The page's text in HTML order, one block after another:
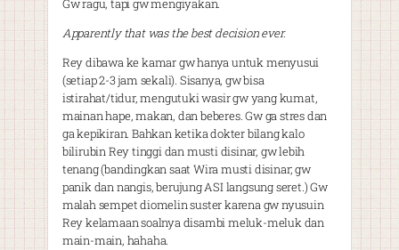
Gw ragu, tapi gw mengiyakan.
Apparently that was the best decision ever.
Rey dibawa ke kamar gw hanya untuk menyusui
(setiap 2-3 jam sekali). Sisanya, gw bisa
istirahat/tidur, mengutuki wasir gw yang kumat,
mainan hape, makan, dan beberes. Gw ga stres dan
ga kepikiran. Bahkan ketika dokter bilang kalo
bilirubin Rey tinggi dan musti disinar, gw lebih
tenang (bandingkan saat Wira musti disinar; gw
panik dan nangis, berujung ASI langsung seret.) Gw
malah sempet diomelin suster karena gw nyusuin
Rey kelamaan soalnya disambi meluk-meluk dan
main-main, hahaha.